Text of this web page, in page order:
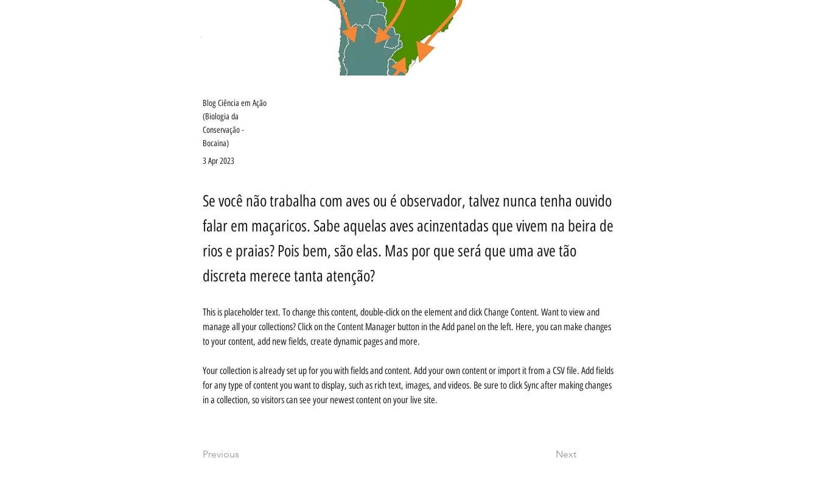
Blog Ciência em Ação
(Biologia da
Conservação -
Bocaina)
3 Apr 2023
Se você não trabalha com aves ou é observador, talvez nunca tenha ouvido
falar em maçaricos. Sabe aquelas aves acinzentadas que vivem na beira de
rios e praias? Pois bem, são elas. Mas por que será que uma ave tão
discreta merece tanta atenção?
This is placeholder text. To change this content, double-click on the element and click Change Content. Want to view and
manage all your collections? Click on the Content Manager button in the Add panel on the left. Here, you can make changes
to your content, add new fields, create dynamic pages and more.
Your collection is already set up for you with fields and content. Add your own content or import it from a CSV file. Add fields
for any type of content you want to display, such as rich text, images, and videos. Be sure to click Sync after making changes
in a collection, so visitors can see your newest content on your live site.
Previous Next